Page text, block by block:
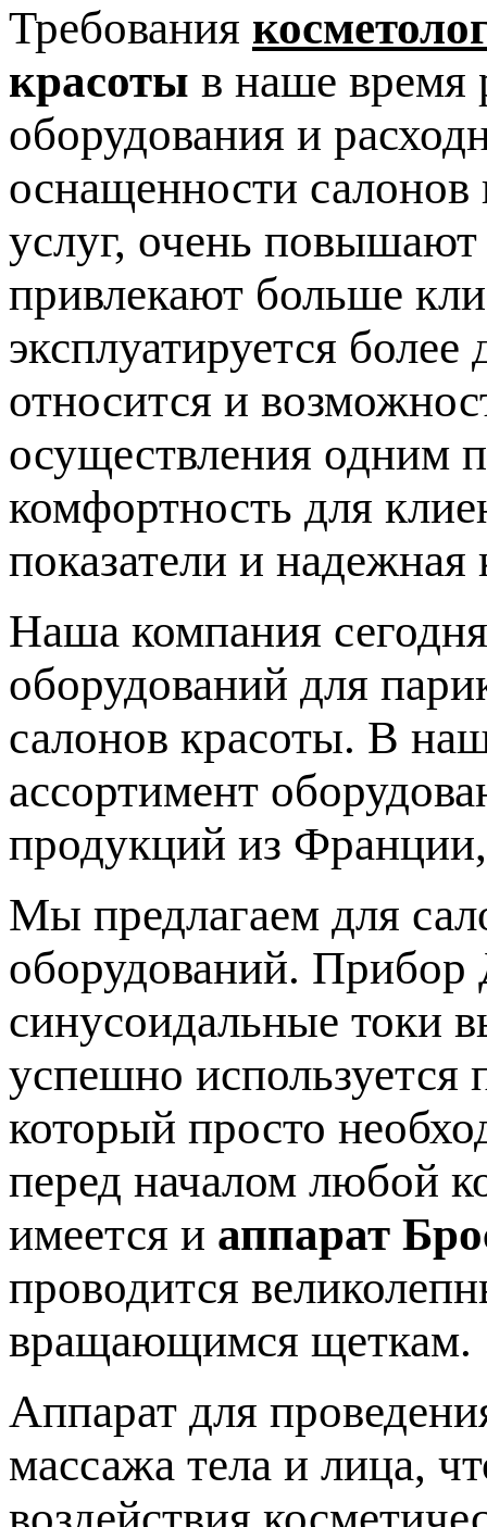
Требования
красоты в наше время
оборудования и
оснащенности салонов
услуг, очень
привлекают больше
эксплуатируется
относится и
осуществления одним
комфортность для
показатели и надежная
Наша компания
оборудований для
салонов красоты. В
ассортимент
продукций из
Мы предлагаем для
оборудований. Прибор
синусоидальные токи
успешно используется
который просто
перед началом любой
имеется и аппарат
проводится
вращающимся щеткам.
Аппарат для
массажа тела и лица,